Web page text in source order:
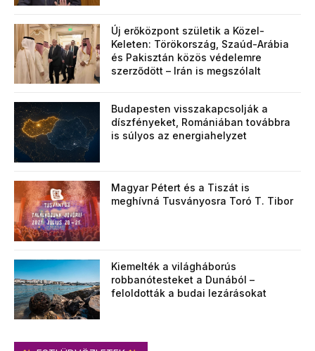
Új erőközpont születik a Közel-
Keleten: Törökország, Szaúd-Arábia
és Pakisztán közös védelemre
szerződött – Irán is megszólalt
Budapesten visszakapcsolják a
díszfényeket, Romániában továbbra
is súlyos az energiahelyzet
Magyar Pétert és a Tiszát is
meghívná Tusványosra Toró T. Tibor
Kiemelték a világháborús
robbanótesteket a Dunából –
feloldották a budai lezárásokat